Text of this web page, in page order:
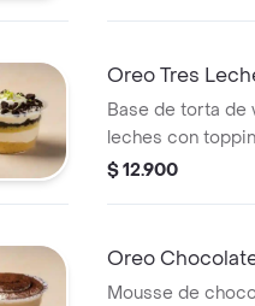
Oreo Tres
Base de torta de
leches con
$ 12.900
Oreo
Mousse de